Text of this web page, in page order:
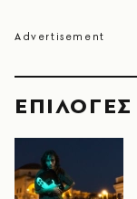
EΠΙΛΟΓΈΣ